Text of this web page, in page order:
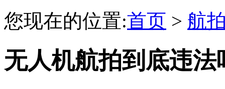
您现在的位置:首页 > 航
无人机航拍到底违法